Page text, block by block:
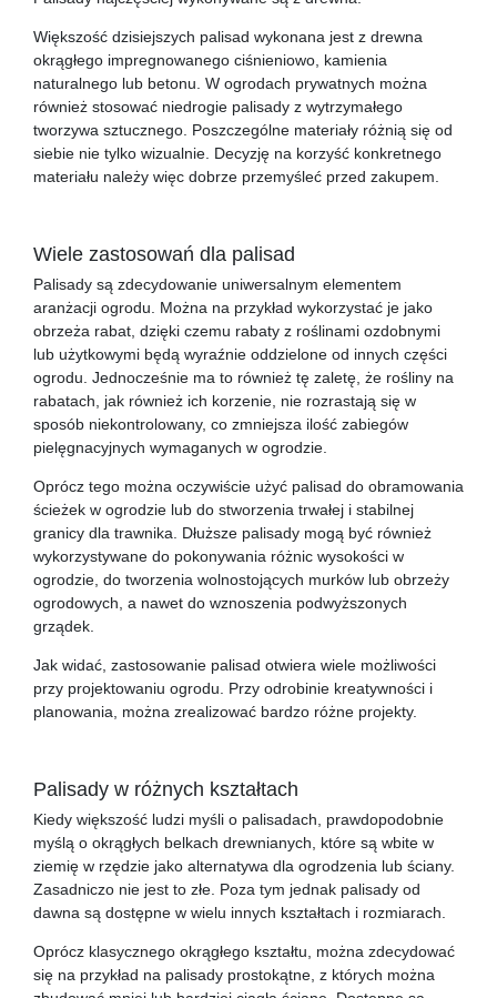
Większość dzisiejszych palisad wykonana jest z drewna
okrągłego impregnowanego ciśnieniowo, kamienia
naturalnego lub betonu. W ogrodach prywatnych można
również stosować niedrogie palisady z wytrzymałego
tworzywa sztucznego. Poszczególne materiały różnią się od
siebie nie tylko wizualnie. Decyzję na korzyść konkretnego
materiału należy więc dobrze przemyśleć przed zakupem.
Wiele zastosowań dla palisad
Palisady są zdecydowanie uniwersalnym elementem
aranżacji ogrodu. Można na przykład wykorzystać je jako
obrzeża rabat, dzięki czemu rabaty z roślinami ozdobnymi
lub użytkowymi będą wyraźnie oddzielone od innych części
ogrodu. Jednocześnie ma to również tę zaletę, że rośliny na
rabatach, jak również ich korzenie, nie rozrastają się w
sposób niekontrolowany, co zmniejsza ilość zabiegów
pielęgnacyjnych wymaganych w ogrodzie.
Oprócz tego można oczywiście użyć palisad do obramowania
ścieżek w ogrodzie lub do stworzenia trwałej i stabilnej
granicy dla trawnika. Dłuższe palisady mogą być również
wykorzystywane do pokonywania różnic wysokości w
ogrodzie, do tworzenia wolnostojących murków lub obrzeży
ogrodowych, a nawet do wznoszenia podwyższonych
grządek.
Jak widać, zastosowanie palisad otwiera wiele możliwości
przy projektowaniu ogrodu. Przy odrobinie kreatywności i
planowania, można zrealizować bardzo różne projekty.
Palisady w różnych kształtach
Kiedy większość ludzi myśli o palisadach, prawdopodobnie
myślą o okrągłych belkach drewnianych, które są wbite w
ziemię w rzędzie jako alternatywa dla ogrodzenia lub ściany.
Zasadniczo nie jest to złe. Poza tym jednak palisady od
dawna są dostępne w wielu innych kształtach i rozmiarach.
Oprócz klasycznego okrągłego kształtu, można zdecydować
się na przykład na palisady prostokątne, z których można